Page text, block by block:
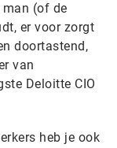
man (of de
er voor zorgt
doortastend,
van
Deloitte CIO
heb je ook